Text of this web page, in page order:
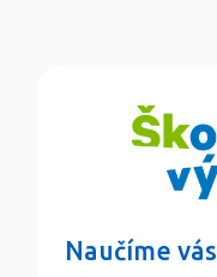
Naučíme